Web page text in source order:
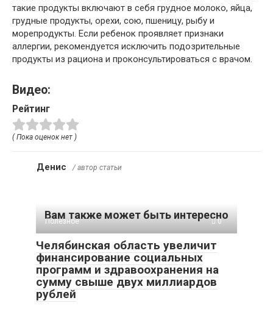
такие продукты включают в себя грудное молоко, яйца,
грудные продукты, орехи, сою, пшеницу, рыбу и
морепродукты. Если ребенок проявляет признаки
аллергии, рекомендуется исключить подозрительные
продукты из рациона и проконсультироваться с врачом.
Видео:
Рейтинг
( Пока оценок нет )
Денис / автор статьи
Вам также может быть интересно
Полезное 0
Челябинская область увеличит
финансирование социальных
программ и здравоохранения на
сумму свыше двух миллиардов
рублей